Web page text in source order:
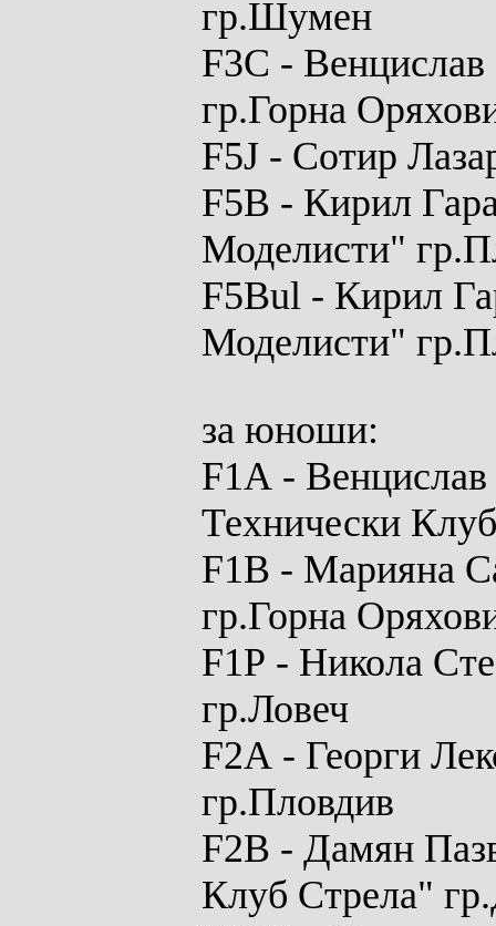
гр.Шумен
F3C -
гр.Горна
F5J - Сотир
F5B - Кирил
Моделисти"
F5Bul - Кирил
Моделисти"
за юноши:
F1A -
Технически
F1B - Марияна
гр.Горна
F1P - Никола
гр.Ловеч
F2A - Георги
гр.Пловдив
F2B - Дамян
Клуб Стрела"